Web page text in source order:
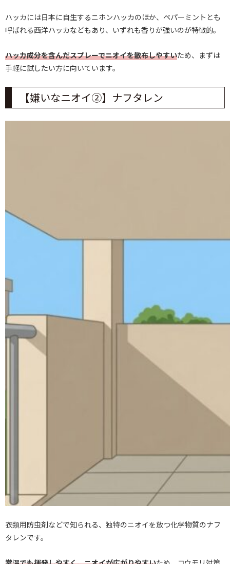
ハッカには日本に自生するニホンハッカのほか、ペパーミントとも
呼ばれる西洋ハッカなどもあり、いずれも香りが強いのが特徴的。
ハッカ成分を含んだスプレーでニオイを散布しやすいため、まずは
手軽に試したい方に向いています。
【嫌いなニオイ②】ナフタレン
衣類用防虫剤などで知られる、独特のニオイを放つ化学物質のナフ
タレンです。